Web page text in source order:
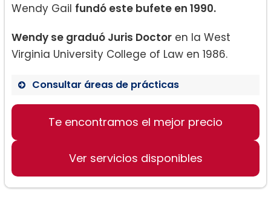
Wendy Gail fundó este bufete en 1990.
Wendy se graduó Juris Doctor en la West
Virginia University College of Law en 1986.
Consultar áreas de prácticas
Derecho de Familia
Te encontramos el mejor precio
Ver servicios disponibles